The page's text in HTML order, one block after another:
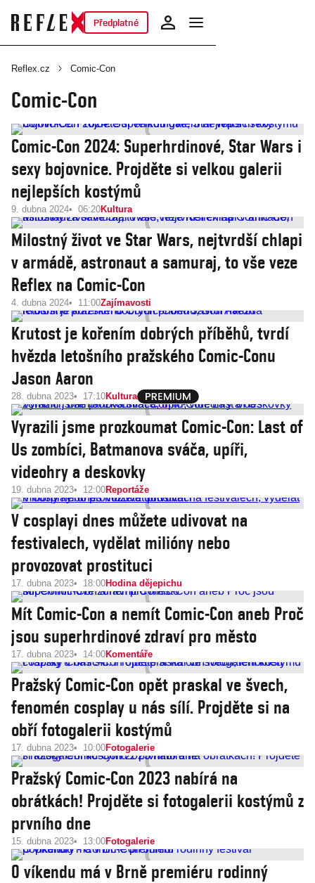
Předplatné
Reflex.cz Comic-Con
Comic-Con
Comic-Con 2024: Superhrdinové, Star Wars i
sexy bojovnice. Projděte si velkou galerii
nejlepších kostýmů
9. dubna 2024 06:20Kultura
Milostný život ve Star Wars, nejtvrdší chlapi
v armádě, astronaut a samuraj, to vše veze
Reflex na Comic-Con
4. dubna 2024 11:00Zajímavosti
Krutost je kořením dobrých příběhů, tvrdí
hvězda letošního pražského Comic-Conu
Jason Aaron
28. dubna 2023 17:10Kultura
Vyrazili jsme prozkoumat Comic-Con: Last of
Us zombíci, Batmanova sváča, upíři,
videohry a deskovky
19. dubna 2023 12:00Reportáže
V cosplayi dnes můžete udivovat na
festivalech, vydělat milióny nebo
provozovat prostituci
17. dubna 2023 18:00Hodina dějepichu
Mít Comic-Con a nemít Comic-Con aneb Proč
jsou superhrdinové zdraví pro město
17. dubna 2023 14:00Komentáře
Pražský Comic-Con opět praskal ve švech,
fenomén cosplay u nás sílí. Projděte si na
obří fotogalerii kostýmů
17. dubna 2023 10:00Fotogalerie
Pražský Comic-Con 2023 nabírá na
obrátkách! Projděte si fotogalerii kostýmů z
prvního dne
15. dubna 2023 13:00Fotogalerie
O víkendu má v Brně premiéru rodinný